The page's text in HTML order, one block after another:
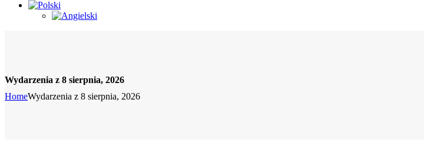
Wydarzenia z 8 sierpnia, 2026
HomeWydarzenia z 8 sierpnia, 2026